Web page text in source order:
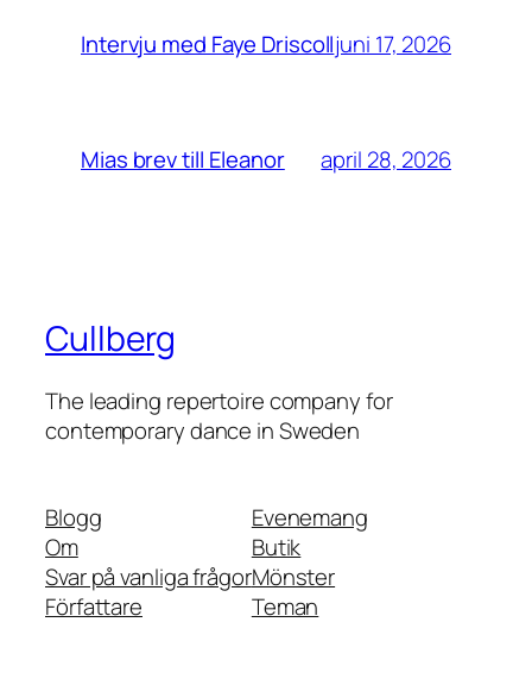
Intervju med Faye Driscolljuni 17, 2026
Mias brev till Eleanor april 28, 2026
Cullberg
The leading repertoire company for
contemporary dance in Sweden
Blogg
Om
Svar på vanliga frågor
Författare
Evenemang
Butik
Mönster
Teman